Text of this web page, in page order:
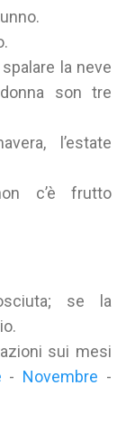
la neve
son tre
l’estate
c’è frutto
se la
sui mesi
- Novembre -